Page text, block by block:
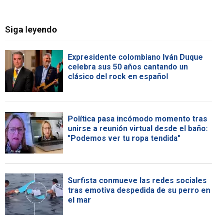
Siga leyendo
Expresidente colombiano Iván Duque
celebra sus 50 años cantando un
clásico del rock en español
Política pasa incómodo momento tras
unirse a reunión virtual desde el baño:
"Podemos ver tu ropa tendida"
Surfista conmueve las redes sociales
tras emotiva despedida de su perro en
el mar